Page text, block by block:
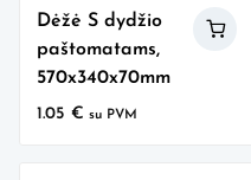
Dėžė S dydžio
paštomatams,
570x340x70mm
1.05€ su PVM